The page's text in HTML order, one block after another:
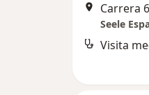
Carrera
Seele
Visita